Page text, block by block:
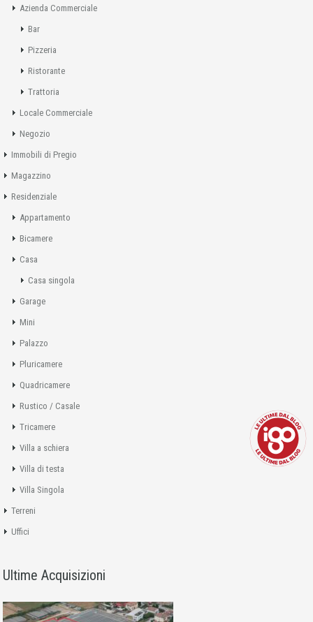
Azienda Commerciale
Bar
Pizzeria
Ristorante
Trattoria
Locale Commerciale
Negozio
Immobili di Pregio
Magazzino
Residenziale
Appartamento
Bicamere
Casa
Casa singola
Garage
Mini
Palazzo
Pluricamere
Quadricamere
Rustico / Casale
Tricamere
Villa a schiera
Villa di testa
Villa Singola
Terreni
Uffici
Ultime Acquisizioni